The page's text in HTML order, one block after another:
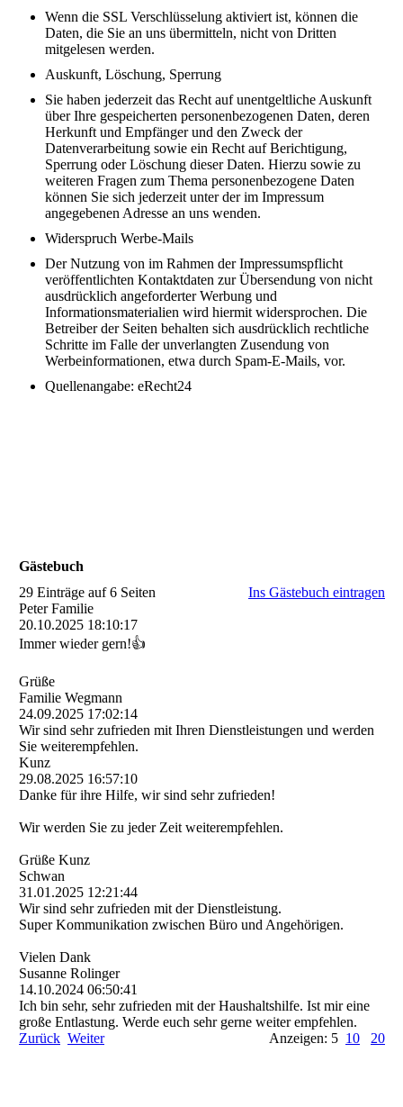
Wenn die SSL Verschlüsselung aktiviert ist, können die
Daten, die Sie an uns übermitteln, nicht von Dritten
mitgelesen werden.
Auskunft, Löschung, Sperrung
Sie haben jederzeit das Recht auf unentgeltliche Auskunft
über Ihre gespeicherten personenbezogenen Daten, deren
Herkunft und Empfänger und den Zweck der
Datenverarbeitung sowie ein Recht auf Berichtigung,
Sperrung oder Löschung dieser Daten. Hierzu sowie zu
weiteren Fragen zum Thema personenbezogene Daten
können Sie sich jederzeit unter der im Impressum
angegebenen Adresse an uns wenden.
Widerspruch Werbe-Mails
Der Nutzung von im Rahmen der Impressumspflicht
veröffentlichten Kontaktdaten zur Übersendung von nicht
ausdrücklich angeforderter Werbung und
Informationsmaterialien wird hiermit widersprochen. Die
Betreiber der Seiten behalten sich ausdrücklich rechtliche
Schritte im Falle der unverlangten Zusendung von
Werbeinformationen, etwa durch Spam-E-Mails, vor.
Quellenangabe: eRecht24
Gästebuch
29 Einträge auf 6 Seiten
Ins Gästebuch eintragen
Peter Familie
20.10.2025 18:10:17
Immer wieder gern!👍
Grüße
Familie Wegmann
24.09.2025 17:02:14
Wir sind sehr zufrieden mit Ihren Dienstleistungen und werden
Sie weiterempfehlen.
Kunz
29.08.2025 16:57:10
Danke für ihre Hilfe, wir sind sehr zufrieden!
Wir werden Sie zu jeder Zeit weiterempfehlen.
Grüße Kunz
Schwan
31.01.2025 12:21:44
Wir sind sehr zufrieden mit der Dienstleistung.
Super Kommunikation zwischen Büro und Angehörigen.
Vielen Dank
Susanne Rolinger
14.10.2024 06:50:41
Ich bin sehr, sehr zufrieden mit der Haushaltshilfe. Ist mir eine
große Entlastung. Werde euch sehr gerne weiter empfehlen.
Zurück Weiter Anzeigen: 5 10 20